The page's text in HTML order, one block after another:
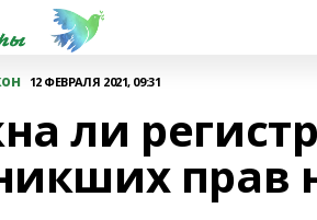
12 ФЕВРАЛЯ 2021, 09:31
ли
прав